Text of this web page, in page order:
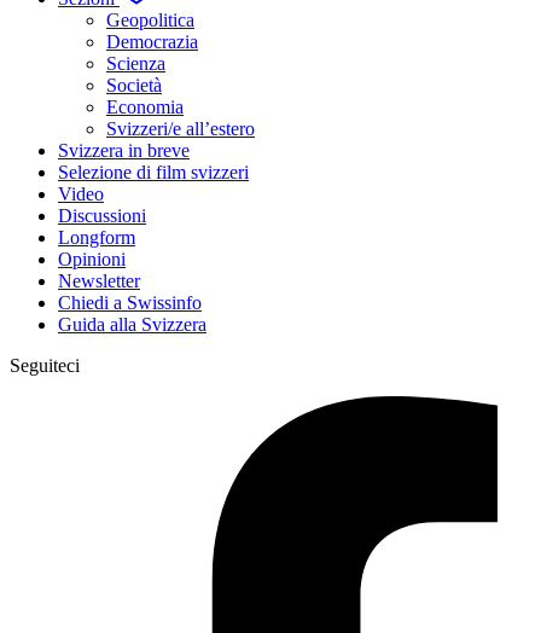
Geopolitica
Democrazia
Scienza
Società
Economia
Svizzeri/e all’estero
Svizzera in breve
Selezione di film svizzeri
Video
Discussioni
Longform
Opinioni
Newsletter
Chiedi a Swissinfo
Guida alla Svizzera
Seguiteci